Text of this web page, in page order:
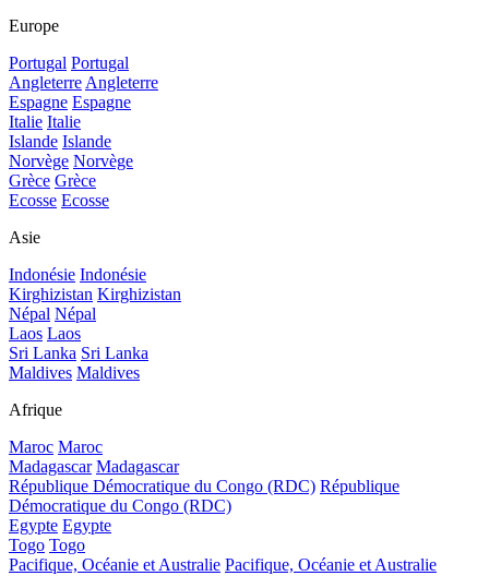
Europe
Portugal Portugal
AngleterreAngleterre
Espagne Espagne
Italie Italie
Islande Islande
Norvège Norvège
Grèce Grèce
Ecosse Ecosse
Asie
Indonésie Indonésie
Kirghizistan Kirghizistan
Népal Népal
Laos Laos
Sri Lanka Sri Lanka
Maldives Maldives
Afrique
Maroc Maroc
Madagascar Madagascar
République Démocratique du Congo (RDC) République
Démocratique du Congo (RDC)
Egypte Egypte
Togo Togo
Pacifique, Océanie et Australie Pacifique, Océanie et Australie